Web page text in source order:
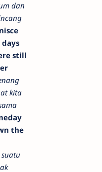
dan
still
kita
the